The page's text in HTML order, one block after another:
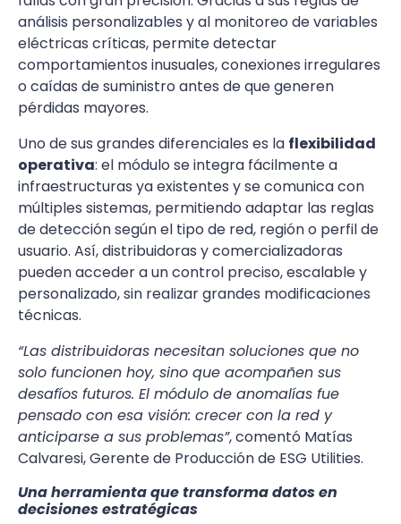
análisis personalizables y al monitoreo de variables
eléctricas críticas, permite detectar
comportamientos inusuales, conexiones irregulares
o caídas de suministro antes de que generen
pérdidas mayores.
Uno de sus grandes diferenciales es la flexibilidad
operativa: el módulo se integra fácilmente a
infraestructuras ya existentes y se comunica con
múltiples sistemas, permitiendo adaptar las reglas
de detección según el tipo de red, región o perfil de
usuario. Así, distribuidoras y comercializadoras
pueden acceder a un control preciso, escalable y
personalizado, sin realizar grandes modificaciones
técnicas.
“Las distribuidoras necesitan soluciones que no
solo funcionen hoy, sino que acompañen sus
desafíos futuros. El módulo de anomalías fue
pensado con esa visión: crecer con la red y
anticiparse a sus problemas”, comentó Matías
Calvaresi, Gerente de Producción de ESG Utilities.
Una herramienta que transforma datos en
decisiones estratégicas